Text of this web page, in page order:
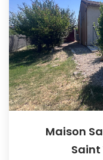
Maison